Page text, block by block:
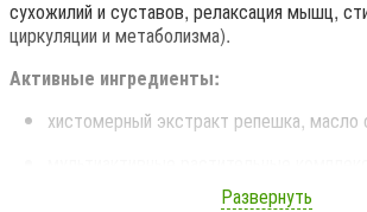
сухожилий и суставов, релаксация мышц,
циркуляции и метаболизма).
Активные ингредиенты:
хистомерный экстракт репешка, масло
колдовской орех, хвощ)Развернуть